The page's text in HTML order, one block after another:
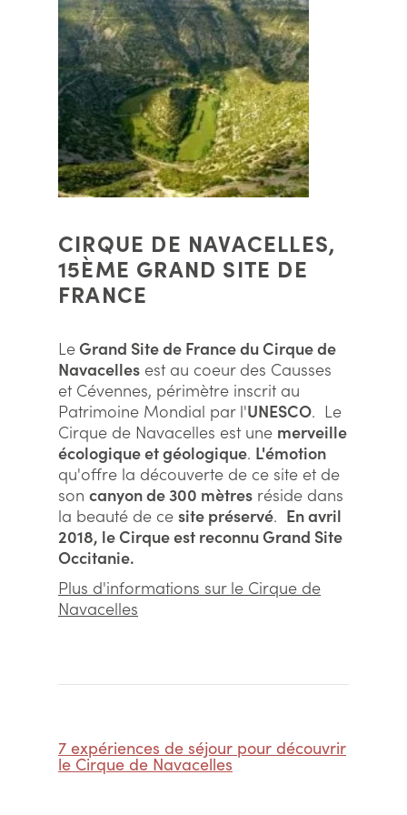
CIRQUE DE NAVACELLES,
15ÈME GRAND SITE DE
FRANCE
LeGrand Site de France du Cirque de
Navacelles est au coeur des Causses
et Cévennes, périmètre inscrit au
Patrimoine Mondial par l'UNESCO. Le
Cirque de Navacelles est une merveille
écologique et géologique. L'émotion
qu'offre la découverte de ce site et de
son canyon de 300 mètres réside dans
la beauté de ce site préservé. En avril
2018, le Cirque est reconnu Grand Site
Occitanie.
Plus d'informations sur le Cirque de
Navacelles
7 expériences de séjour pour découvrir
le Cirque de Navacelles